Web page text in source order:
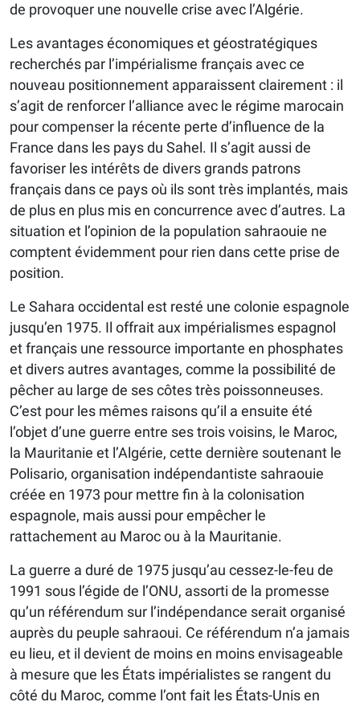
de provoquer une nouvelle crise avec l’Algérie.
Les avantages économiques et géostratégiques
recherchés par l’impérialisme français avec ce
nouveau positionnement apparaissent clairement : il
s’agit de renforcer l’alliance avec le régime marocain
pour compenser la récente perte d’influence de la
France dans les pays du Sahel. Il s’agit aussi de
favoriser les intérêts de divers grands patrons
français dans ce pays où ils sont très implantés, mais
de plus en plus mis en concurrence avec d’autres. La
situation et l’opinion de la population sahraouie ne
comptent évidemment pour rien dans cette prise de
position.
Le Sahara occidental est resté une colonie espagnole
jusqu’en 1975. Il offrait aux impérialismes espagnol
et français une ressource importante en phosphates
et divers autres avantages, comme la possibilité de
pêcher au large de ses côtes très poissonneuses.
C’est pour les mêmes raisons qu’il a ensuite été
l’objet d’une guerre entre ses trois voisins, le Maroc,
la Mauritanie et l’Algérie, cette dernière soutenant le
Polisario, organisation indépendantiste sahraouie
créée en 1973 pour mettre fin à la colonisation
espagnole, mais aussi pour empêcher le
rattachement au Maroc ou à la Mauritanie.
La guerre a duré de 1975 jusqu’au cessez-le-feu de
1991 sous l’égide de l’ONU, assorti de la promesse
qu’un référendum sur l’indépendance serait organisé
auprès du peuple sahraoui. Ce référendum n’a jamais
eu lieu, et il devient de moins en moins envisageable
à mesure que les États impérialistes se rangent du
côté du Maroc, comme l’ont fait les États-Unis en